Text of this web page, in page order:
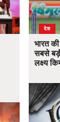
देश
भारत
सबसे
लक्ष्य